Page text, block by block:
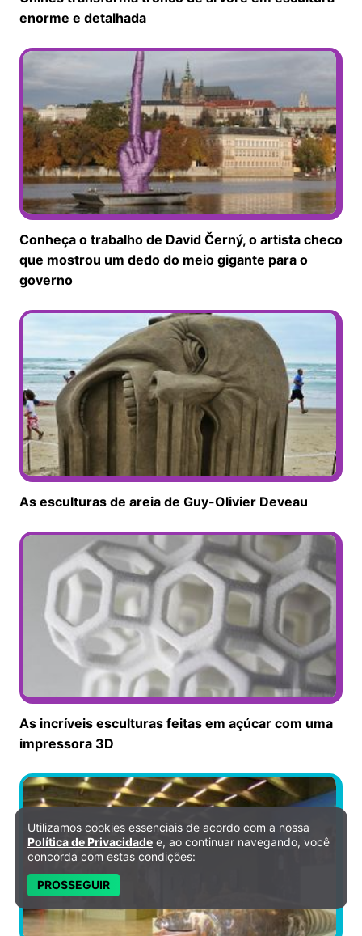
enorme e detalhada
Conheça o trabalho de David Černý, o artista checo
que mostrou um dedo do meio gigante para o
governo
As esculturas de areia de Guy-Olivier Deveau
As incríveis esculturas feitas em açúcar com uma
impressora 3D
Política de Privacidade e Cookies
Utilizamos cookies essenciais de acordo com a nossa
Política de Privacidade e, ao continuar navegando, você
concorda com estas condições:
PROSSEGUIR